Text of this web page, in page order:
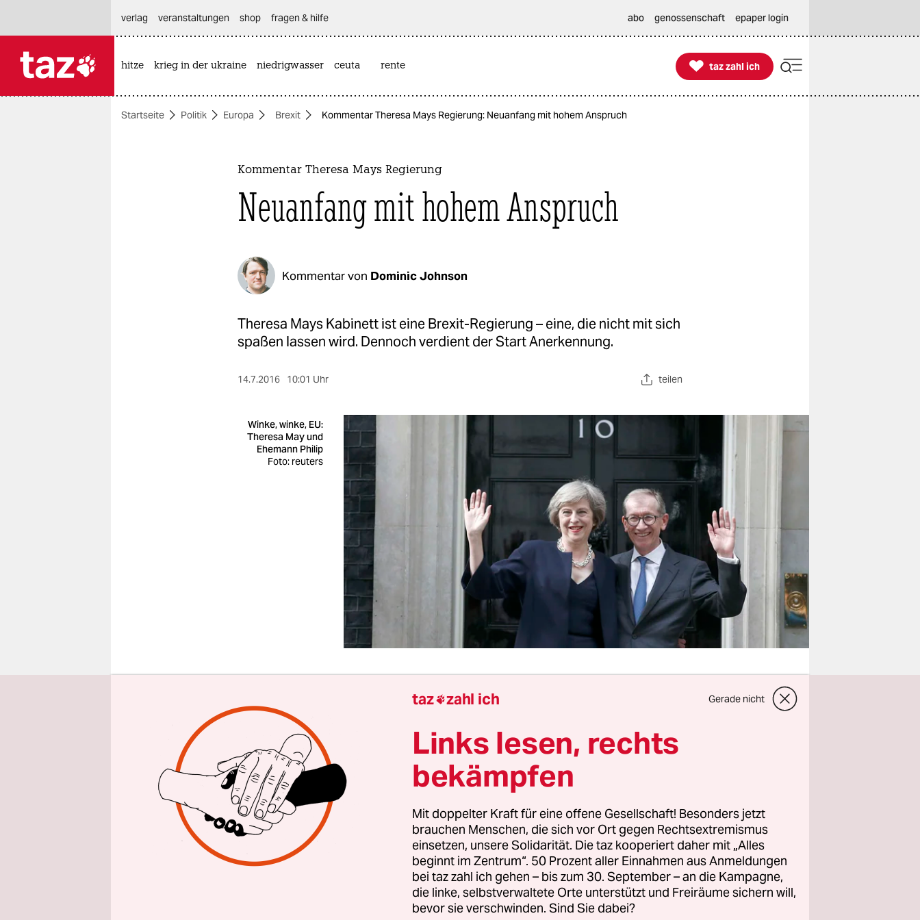
themen
verlag
veranstaltungen shop fragen & hilfe abo genossenschaft epaper login
hitze krieg in der ukraine niedrigwasser ceuta rente 
taz zahl ich
taz zahl ich
Startseite Politik Europa Brexit Kommentar Theresa Mays Regierung: Neuanfang mit hohem Anspruch
Kommentar Theresa Mays Regierung
Neuanfang mit hohem Anspruch
Kommentar von Dominic Johnson
Theresa Mays Kabinett ist eine Brexit-Regierung – eine, die nicht mit sich
spaßen lassen wird. Dennoch verdient der Start Anerkennung.
14.7.2016 10:01 Uhr teilen
Winke, winke, EU:
Theresa May und
Ehemann Philip
Foto: reuters
E s sollte eigentlich nur eine Stafettenübergabe innerhalb einer
Regierungspartei sein, aber Theresa Mays Amtsantritt als neue
britische Premierministerinund Nachfolgerin David Camerons
mutet an wie ein Machtwechsel. Das zeigt der Ton ihrer ersten Rede
und auch das Profil ihrer ersten Ministerialbesetzungen.
Soziale Gerechtigkeit und das Ende von Diskriminierung hat sich May
auf die Fahnen geschrieben: gleiche Lebenschancen für die Armen,
Gleichbehandlung für Schwarze im Rechtssystem, gleiche
Aufstiegsmöglichkeiten für die weiße Unterschicht, gleicher Lohn für
Frauen, Verbesserungen für psychisch Kranke, Sicherheiten für die
taz zahl ich Gerade nicht
Links lesen, rechts
bekämpfen
Mit doppelter Kraft für eine offene Gesellschaft! Besonders jetzt
brauchen Menschen, die sich vor Ort gegen Rechtsextremismus
einsetzen, unsere Solidarität. Die taz kooperiert daher mit „Alles
beginnt im Zentrum“. 50 Prozent aller Einnahmen aus Anmeldungen
bei taz zahl ich gehen – bis zum 30. September – an die Kampagne,
die linke, selbstverwaltete Orte unterstützt und Freiräume sichern will,
bevor sie verschwinden. Sind Sie dabei?